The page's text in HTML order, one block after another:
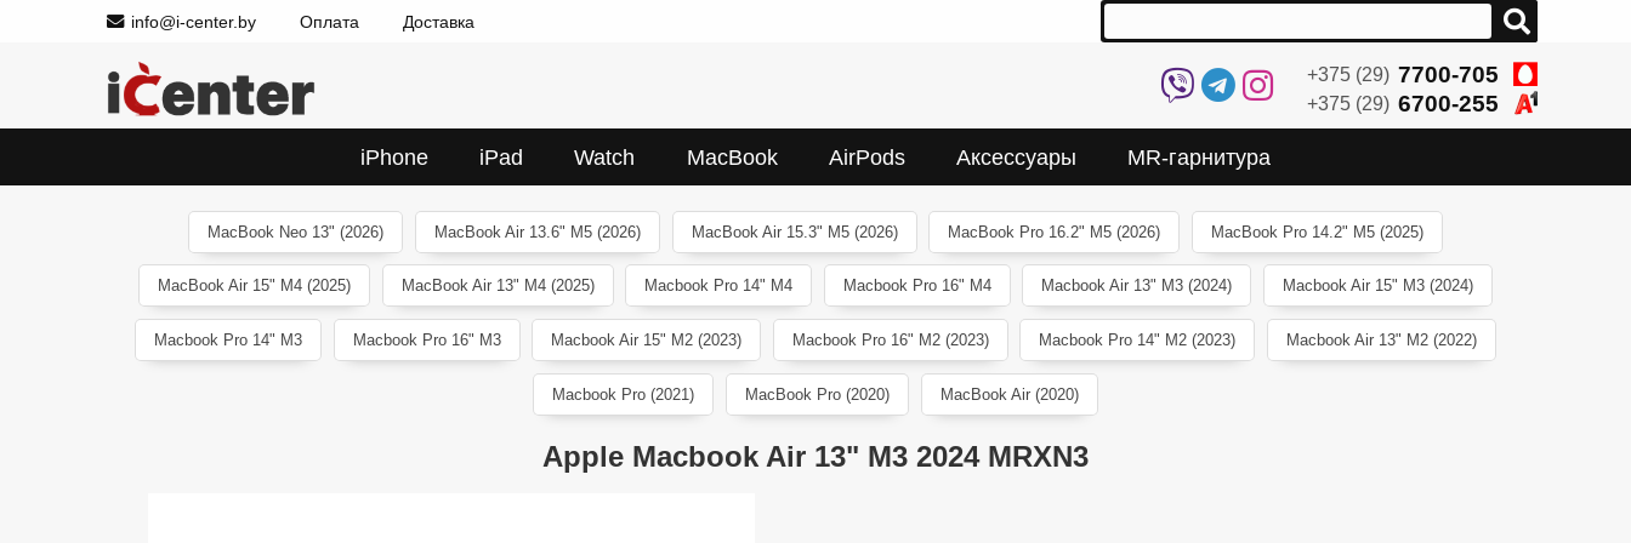
info@i-center.by Оплата Доставка
+375 (29) 7700-705
+375 (29) 6700-255
iPhone iPad Watch MacBook AirPods Аксессуары MR-гарнитура
MacBook Neo 13" (2026) MacBook Air 13.6" M5 (2026) MacBook Air 15.3" M5 (2026) MacBook Pro 16.2" M5 (2026) MacBook Pro 14.2" M5 (2025)
MacBook Air 15" M4 (2025) MacBook Air 13" M4 (2025) Macbook Pro 14" M4 Macbook Pro 16" M4 Macbook Air 13" M3 (2024) Macbook Air 15" M3 (2024)
Macbook Pro 14" M3 Macbook Pro 16" M3 Macbook Air 15" M2 (2023) Macbook Pro 16" M2 (2023) Macbook Pro 14" M2 (2023) Macbook Air 13" M2 (2022)
Macbook Pro (2021) MacBook Pro (2020) MacBook Air (2020)
Apple Macbook Air 13" M3 2024 MRXN3